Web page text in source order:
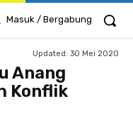
Masuk / Bergabung
Updated: 30 Mei 2020
Anang
Konflik